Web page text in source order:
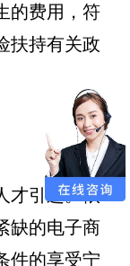
的费用，符
扶持有关政
才引进。依
缺的电子商
件的享受宁